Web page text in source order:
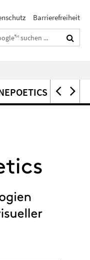
Barrierefreiheit